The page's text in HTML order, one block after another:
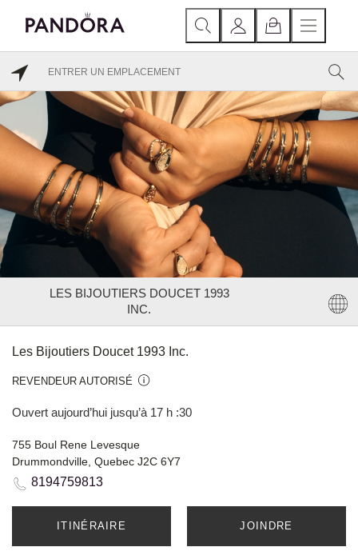
LES BIJOUTIERS DOUCET 1993
INC.
Les Bijoutiers Doucet 1993 Inc.
REVENDEUR AUTORISÉ
Ouvert aujourd’hui jusqu’à 17 h :30
755 Boul Rene Levesque
Drummondville, Quebec J2C 6Y7
8194759813
ITINÉRAIRE JOINDRE